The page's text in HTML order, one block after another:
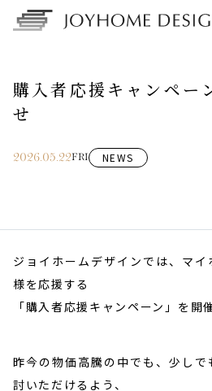
購入者応援キャンペー
せ
2026.05.22FRI NEWS
ジョイホームデザインでは、マ
様を応援する
「購入者応援キャンペーン」を開
昨今の物価高騰の中でも、少し
討いただけるよう、